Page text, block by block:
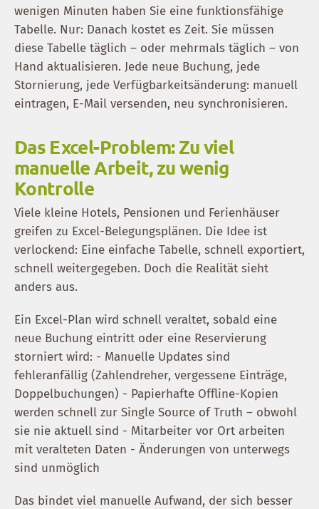
wenigen Minuten haben Sie eine funktionsfähige
Tabelle. Nur: Danach kostet es Zeit. Sie müssen
diese Tabelle täglich – oder mehrmals täglich – von
Hand aktualisieren. Jede neue Buchung, jede
Stornierung, jede Verfügbarkeitsänderung: manuell
eintragen, E-Mail versenden, neu synchronisieren.
Das Excel-Problem: Zu viel
manuelle Arbeit, zu wenig
Kontrolle
Viele kleine Hotels, Pensionen und Ferienhäuser
greifen zu Excel-Belegungsplänen. Die Idee ist
verlockend: Eine einfache Tabelle, schnell exportiert,
schnell weitergegeben. Doch die Realität sieht
anders aus.
Ein Excel-Plan wird schnell veraltet, sobald eine
neue Buchung eintritt oder eine Reservierung
storniert wird: - Manuelle Updates sind
fehleranfällig (Zahlendreher, vergessene Einträge,
Doppelbuchungen) - Papierhafte Offline-Kopien
werden schnell zur Single Source of Truth – obwohl
sie nie aktuell sind - Mitarbeiter vor Ort arbeiten
mit veralteten Daten - Änderungen von unterwegs
sind unmöglich
Das bindet viel manuelle Aufwand, der sich besser